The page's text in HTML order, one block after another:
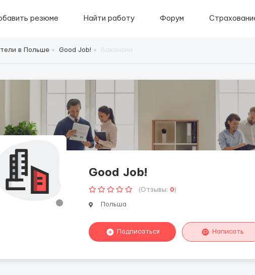
резюме Найти работу Форум
в Польше Good Job!
Good Job!
(Отзывы: 0)
Польша
Подписаться Написать